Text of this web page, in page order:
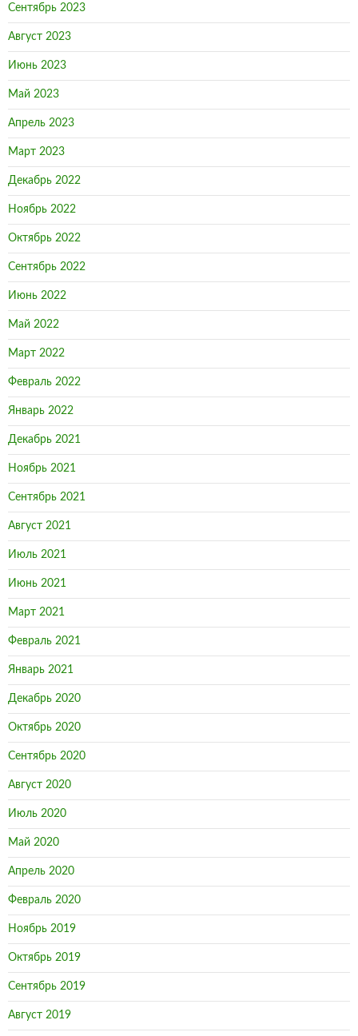
Сентябрь 2023
Август 2023
Июнь 2023
Май 2023
Апрель 2023
Март 2023
Декабрь 2022
Ноябрь 2022
Октябрь 2022
Сентябрь 2022
Июнь 2022
Май 2022
Март 2022
Февраль 2022
Январь 2022
Декабрь 2021
Ноябрь 2021
Сентябрь 2021
Август 2021
Июль 2021
Июнь 2021
Март 2021
Февраль 2021
Январь 2021
Декабрь 2020
Октябрь 2020
Сентябрь 2020
Август 2020
Июль 2020
Май 2020
Апрель 2020
Февраль 2020
Ноябрь 2019
Октябрь 2019
Сентябрь 2019
Август 2019